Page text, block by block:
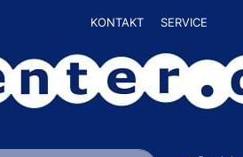
KONTAKT SERVICE